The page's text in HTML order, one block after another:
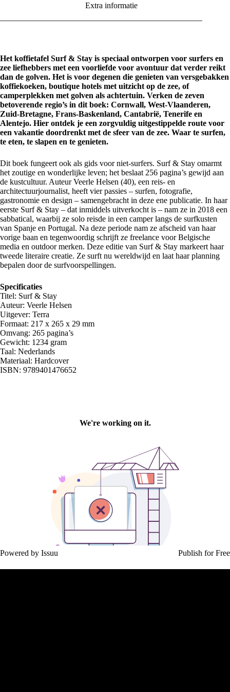
Extra informatie
Het koffietafel Surf & Stay is speciaal ontworpen voor surfers en
zee liefhebbers met een voorliefde voor avontuur dat verder reikt
dan de golven. Het is voor degenen die genieten van versgebakken
koffiekoeken, boutique hotels met uitzicht op de zee, of
camperplekken met golven als achtertuin. Verken de zeven
betoverende regio’s in dit boek: Cornwall, West-Vlaanderen,
Zuid-Bretagne, Frans-Baskenland, Cantabrië, Tenerife en
Alentejo. Hier ontdek je een zorgvuldig uitgestippelde route voor
een vakantie doordrenkt met de sfeer van de zee. Waar te surfen,
te eten, te slapen en te genieten.
Dit boek fungeert ook als gids voor niet-surfers. Surf & Stay omarmt
het zoutige en wonderlijke leven; het beslaat 256 pagina’s gewijd aan
de kustcultuur. Auteur Veerle Helsen (40), een reis- en
architectuurjournalist, heeft vier passies – surfen, fotografie,
gastronomie en design – samengebracht in deze ene publicatie. In haar
eerste Surf & Stay – dat inmiddels uitverkocht is – nam ze in 2018 een
sabbatical, waarbij ze solo reisde in een camper langs de surfkusten
van Spanje en Portugal. Na deze periode nam ze afscheid van haar
vorige baan en tegenwoordig schrijft ze freelance voor Belgische
media en outdoor merken. Deze editie van Surf & Stay markeert haar
tweede literaire creatie. Ze surft nu wereldwijd en laat haar planning
bepalen door de surfvoorspellingen.
Specificaties
Titel: Surf & Stay
Auteur: Veerle Helsen
Uitgever: Terra
Formaat: 217 x 265 x 29 mm
Omvang: 265 pagina’s
Gewicht: 1234 gram
Taal: Nederlands
Materiaal: Hardcover
ISBN: 9789401476652
Powered by Issuu Publish for Free